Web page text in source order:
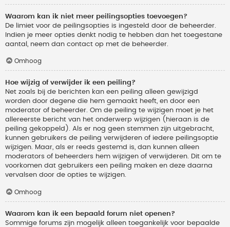
Waarom kan ik niet meer peilingsopties toevoegen?
De limiet voor de peilingsopties is ingesteld door de beheerder.
Indien je meer opties denkt nodig te hebben dan het toegestane
aantal, neem dan contact op met de beheerder.
Omhoog
Hoe wijzig of verwijder ik een peiling?
Net zoals bij de berichten kan een peiling alleen gewijzigd
worden door degene die hem gemaakt heeft, en door een
moderator of beheerder. Om de peiling te wijzigen moet je het
allereerste bericht van het onderwerp wijzigen (hieraan is de
peiling gekoppeld). Als er nog geen stemmen zijn uitgebracht,
kunnen gebruikers de peiling verwijderen of iedere peilingsoptie
wijzigen. Maar, als er reeds gestemd is, dan kunnen alleen
moderators of beheerders hem wijzigen of verwijderen. Dit om te
voorkomen dat gebruikers een peiling maken en deze daarna
vervalsen door de opties te wijzigen.
Omhoog
Waarom kan ik een bepaald forum niet openen?
Sommige forums zijn mogelijk alleen toegankelijk voor bepaalde